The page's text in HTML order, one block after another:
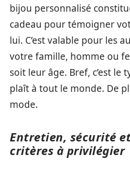
bijou personnalisé
cadeau pour témoigner
lui. C’est valable pour les
votre famille, homme ou
soit leur âge. Bref, c’est le
plaît à tout le monde. De
mode.
Entretien, sécurité
critères à privilégier